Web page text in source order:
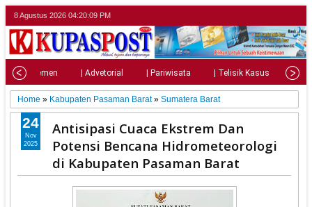
8 Agustus 2026 04:20:11 PM
| Parlemen | Advetorial | Pariwisata | Telisik Kasus |
Home » Kabupaten Pasaman Barat»Sumatera Barat
Antisipasi Cuaca Ekstrem Dan
Potensi Bencana Hidrometeorologi
di Kabupaten Pasaman Barat
24
Nov
2025